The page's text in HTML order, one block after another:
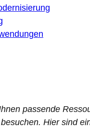
passende
Hier sind